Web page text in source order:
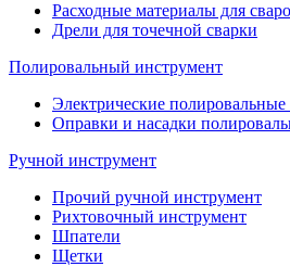
Расходные материалы для
Дрели для точечной сварки
Полировальный инструмент
Электрические
Оправки и насадки
Ручной инструмент
Прочий ручной инструмент
Рихтовочный инструмент
Шпатели
Щетки